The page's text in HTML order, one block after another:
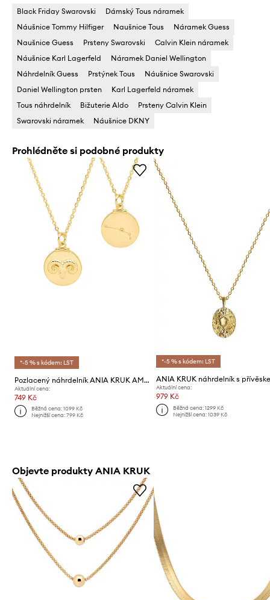
Black Friday Swarovski
Dámský Tous náramek
Náušnice Tommy Hilfiger
Naušnice Tous
Náramek Guess
Naušnice Guess
Prsteny Swarovski
Calvin Klein náramek
Náušnice Karl Lagerfeld
Náramek Daniel Wellington
Náhrdelník Guess
Prstýnek Tous
Náušnice Swarovski
Daniel Wellington prsten
Karl Lagerfeld náramek
Tous náhrdelník
Bižuterie Aldo
Prsteny Calvin Klein
Swarovski náramek
Náušnice DKNY
Prohlédněte si podobné produkty
*-5 % s kódem: LST
Pozlacený náhrdelník ANIA KRUK AMULETY
Aktuální cena:
749 Kč
Běžná cena:1099 Kč
Nejnižší cena:799 Kč
*-5 % s kódem: LST
Aktuální cena:
979 Kč
Běžná cena: 1299 Kč
Nejnižší cena: 1039 Kč
Objevte produkty ANIA KRUK